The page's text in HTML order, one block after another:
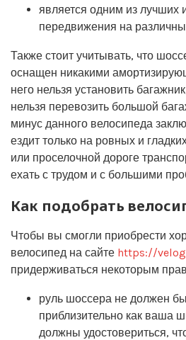
является одним из лучших
передвижения на
Также стоит учитывать, что
оснащен никакими
него нельзя установить
нельзя перевозить большой
минус данного велосипеда
ездит только на ровных и
или проселочной дороге
ехать с трудом и с большими
Как подобрать
Чтобы вы смогли приобрести
велосипед на сайте https://
придерживаться некоторым
руль шоссера не должен
приблизительно как ваша
должны удостовериться,